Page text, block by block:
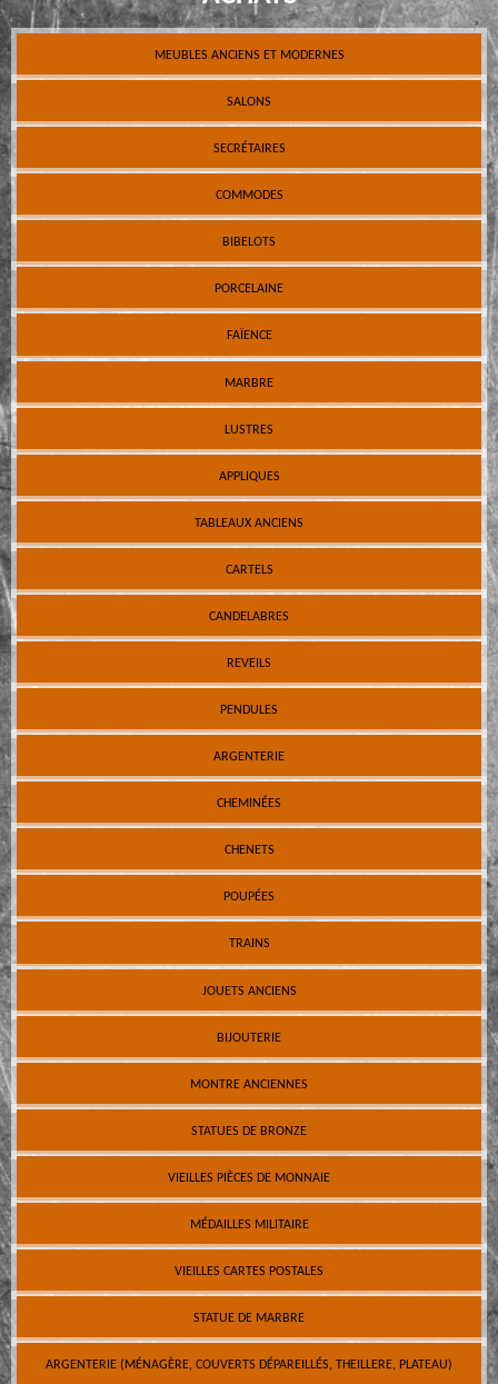
MEUBLES ANCIENS ET MODERNES
SALONS
SECRÉTAIRES
COMMODES
BIBELOTS
PORCELAINE
FAÏENCE
MARBRE
LUSTRES
APPLIQUES
TABLEAUX ANCIENS
CARTELS
CANDELABRES
REVEILS
PENDULES
ARGENTERIE
CHEMINÉES
CHENETS
POUPÉES
TRAINS
JOUETS ANCIENS
BIJOUTERIE
MONTRE ANCIENNES
STATUES DE BRONZE
VIEILLES PIÈCES DE MONNAIE
MÉDAILLES MILITAIRE
VIEILLES CARTES POSTALES
STATUE DE MARBRE
ARGENTERIE (MÉNAGÈRE, COUVERTS DÉPAREILLÉS, THEILLERE, PLATEAU)